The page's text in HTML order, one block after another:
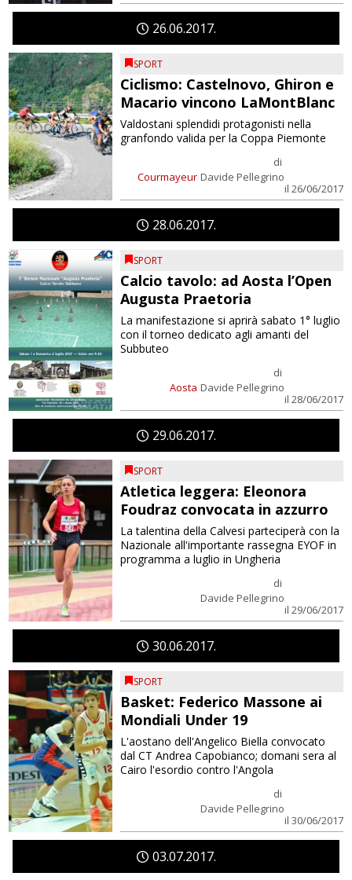
2606 2017
SPORT
Ciclismo: Castelnovo, Ghiron e
Macario vincono LaMontBlanc
Courmayeur
di
Davide Pellegrino
il 26/06/2017
Valdostani splendidi protagonisti nella
granfondo valida per la Coppa Piemonte
2806 2017
SPORT
Calcio tavolo: ad Aosta l’Open
Augusta Praetoria
Aosta
di
Davide Pellegrino
il 28/06/2017
La manifestazione si aprirà sabato 1° luglio
con il torneo dedicato agli amanti del
Subbuteo
2906 2017
SPORT
Atletica leggera: Eleonora
Foudraz convocata in azzurro
di
Davide Pellegrino
il 29/06/2017
La talentina della Calvesi parteciperà con la
Nazionale all'importante rassegna EYOF in
programma a luglio in Ungheria
3006 2017
SPORT
Basket: Federico Massone ai
Mondiali Under 19
di
Davide Pellegrino
il 30/06/2017
L'aostano dell'Angelico Biella convocato
dal CT Andrea Capobianco; domani sera al
Cairo l'esordio contro l'Angola
0307 2017